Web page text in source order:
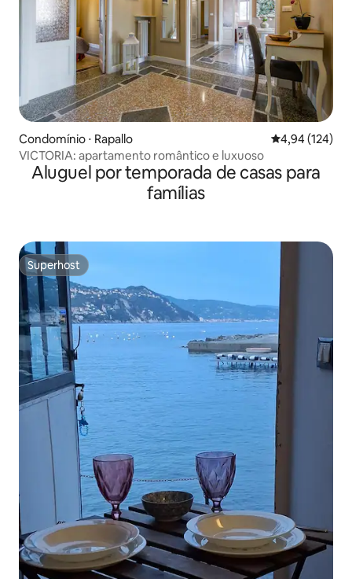
Condomínio ⋅ Rapallo 4,94 de uma
4,94 (124)
VICTORIA: apartamento romântico e luxuoso
Aluguel por temporada de casas para
famílias
Superhost
Superhost